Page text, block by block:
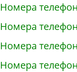
Номера
Номера
Номера
Номера